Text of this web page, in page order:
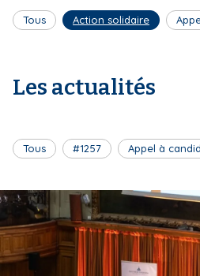
Tous Action solidaire
Les actualités
Tous #1257 Appel à